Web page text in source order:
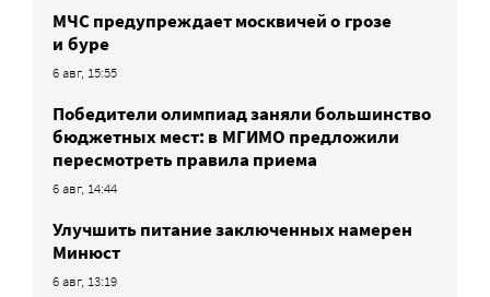
МЧС предупреждает москвичей о грозе
и буре
6 авг, 15:55
Победители олимпиад заняли большинство
бюджетных мест: в МГИМО предложили
пересмотреть правила приема
6 авг, 14:44
Улучшить питание заключенных намерен
Минюст
6 авг, 13:19